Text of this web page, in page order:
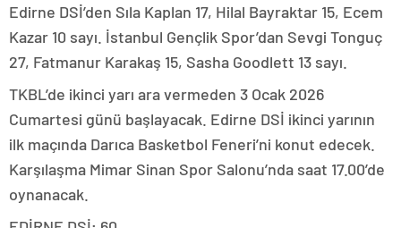
Edirne DSİ’den Sıla Kaplan 17, Hilal Bayraktar 15, Ecem
Kazar 10 sayı. İstanbul Gençlik Spor’dan Sevgi Tonguç
27, Fatmanur Karakaş 15, Sasha Goodlett 13 sayı.
TKBL’de ikinci yarı ara vermeden 3 Ocak 2026
Cumartesi günü başlayacak. Edirne DSİ ikinci yarının
ilk maçında Darıca Basketbol Feneri’ni konut edecek.
Karşılaşma Mimar Sinan Spor Salonu’nda saat 17.00’de
oynanacak.